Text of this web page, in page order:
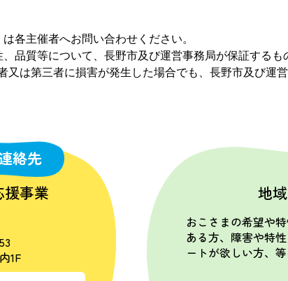
各主催者へお問い合わせください。
品質等について、長野市及び運営事務局が保証する
は第三者に損害が発生した場合でも、長野市及び運
絡先
事業
1F
地
おこさまの希望や
ある方、障害や特
ートが欲しい方、